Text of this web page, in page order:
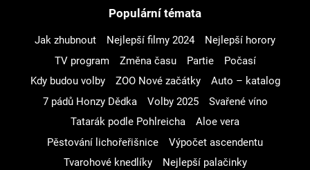
Populární témata
Jak zhubnout Nejlepší filmy 2024
Nejlepší horory
TV program
Změna času Partie
Počasí
Kdy budou volby
ZOO Nové začátky
Auto – katalog
7 pádů Honzy Dědka
Volby 2025
Svařené víno
Tatarák podle Pohlreicha
Aloe vera
Pěstování lichořeřišnice
Výpočet ascendentu
Tvarohové knedlíky
Nejlepší palačinky